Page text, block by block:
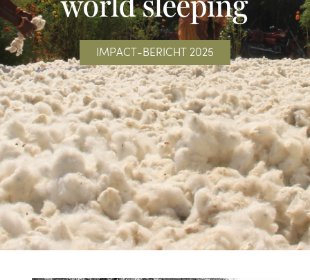
IMPACT-BERICHT 2025